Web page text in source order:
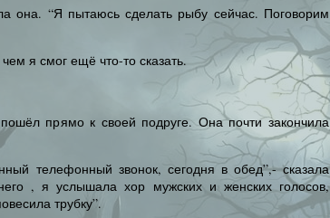
она. “Я пытаюсь сделать рыбу сейчас. Поговорим
я смог ещё что-то сказать.
прямо к своей подруге. Она почти закончила
телефонный звонок, сегодня в обед”,- сказала
, я услышала хор мужских и женских голосов,
трубку”.